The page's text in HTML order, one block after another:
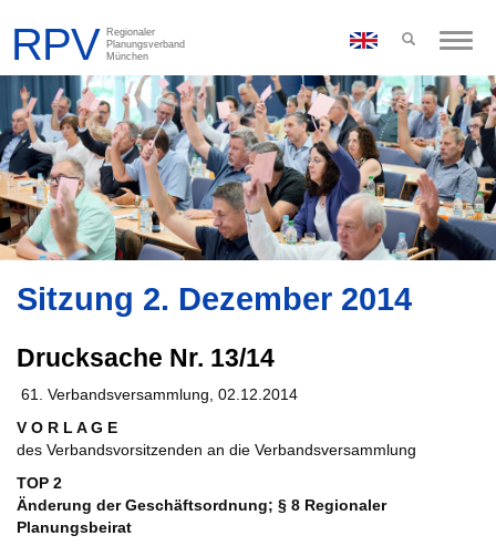
Toggle
Sitzung 2. Dezember 2014
Drucksache Nr. 13/14
61. Verbandsversammlung, 02.12.2014
V O R L A G E
des Verbandsvorsitzenden an die Verbandsversammlung
TOP 2
Änderung der Geschäftsordnung; § 8 Regionaler
Planungsbeirat